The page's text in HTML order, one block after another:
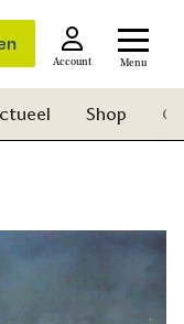
Account Menu
Shop